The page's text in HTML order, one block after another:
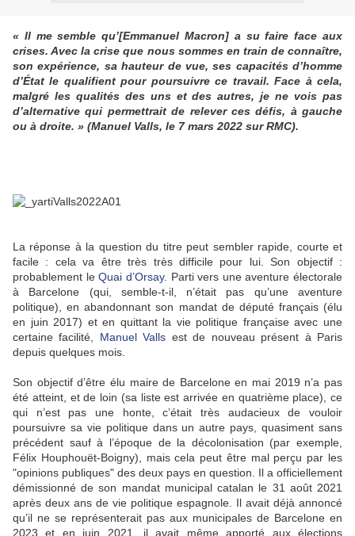
« Il me semble qu’[Emmanuel Macron] a su faire face aux
crises. Avec la crise que nous sommes en train de connaître,
son expérience, sa hauteur de vue, ses capacités d’homme
d’État le qualifient pour poursuivre ce travail. Face à cela,
malgré les qualités des uns et des autres, je ne vois pas
d’alternative qui permettrait de relever ces défis, à gauche
ou à droite. » (Manuel Valls, le 7 mars 2022 sur RMC).
La réponse à la question du titre peut sembler rapide, courte et
facile : cela va être très très difficile pour lui. Son objectif :
probablement leQuai d’Orsay. Parti vers une aventure électorale
à Barcelone (qui, semble-t-il, n’était pas qu’une aventure
politique), en abandonnant son mandat de député français (élu
en juin 2017) et en quittant la vie politique française avec une
certaine facilité, Manuel Valls est de nouveau présent à Paris
depuis quelques mois.
Son objectif d’être élu maire de Barcelone en mai 2019 n’a pas
été atteint, et de loin (sa liste est arrivée en quatrième place), ce
qui n’est pas une honte, c’était très audacieux de vouloir
poursuivre sa vie politique dans un autre pays, quasiment sans
précédent sauf à l’époque de la décolonisation (par exemple,
Félix Houphouët-Boigny), mais cela peut être mal perçu par les
"opinions publiques" des deux pays en question. Il a officiellement
démissionné de son mandat municipal catalan le 31 août 2021
après deux ans de vie politique espagnole. Il avait déjà annoncé
qu’il ne se représenterait pas aux municipales de Barcelone en
2023 et en juin 2021, il avait même apporté aux élections